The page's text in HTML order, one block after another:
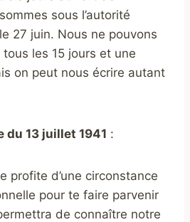
sous l’autorité
27 juin. Nous ne pouvons
tous les 15 jours et une
on peut nous écrire autant
13 juillet 1941 :
profite d’une circonstance
pour te faire parvenir
de connaître notre